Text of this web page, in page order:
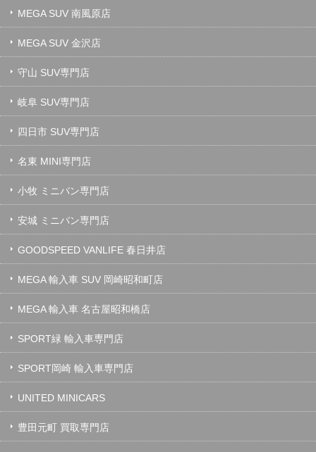
MEGA SUV 南風原店
MEGA SUV 金沢店
守山 SUV専門店
岐阜 SUV専門店
四日市 SUV専門店
名東 MINI専門店
小牧 ミニバン専門店
安城 ミニバン専門店
GOODSPEED VANLIFE 春日井店
MEGA 輸入車 SUV 岡崎昭和町店
MEGA 輸入車 名古屋昭和橋店
SPORT緑 輸入車専門店
SPORT岡崎 輸入車専門店
UNITED MINICARS
豊田元町 買取専門店